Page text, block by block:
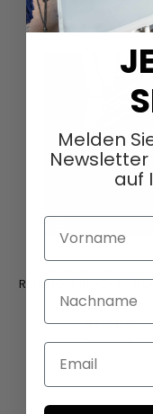
RUNDHOLZ BLACK
dark grey
97,50 €
195,00 €
Melden
Newsletter
auf
Vorname
Nachname
Email